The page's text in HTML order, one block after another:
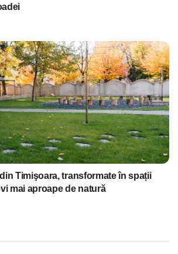
Timişoara, transformate în spații
mai aproape de natură